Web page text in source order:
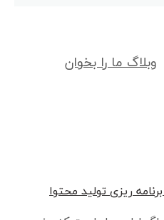
وبلاگ ما را بخوان
ریزی تولید محتوا